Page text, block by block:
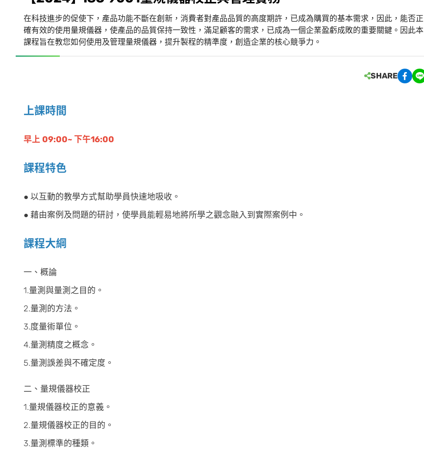
在科技進步的促使下，產品功能不斷在創新，消費者對產品品質的高度期許，已成為購買的基本需求，因此，能否正
確有效的使用量規儀器，使產品的品質保持一致性，滿足顧客的需求，已成為一個企業盈虧成敗的重要關鍵。因此本
課程旨在教您如何使用及管理量規儀器，提升製程的精準度，創造企業的核心競爭力。
SHARE
上課時間
早上 09:00~ 下午16:00
課程特色
● 以互動的教學方式幫助學員快速地吸收。
● 藉由案例及問題的研討，使學員能輕易地將所學之觀念融入到實際案例中。
課程大綱
一、概論
1.量測與量測之目的。
2.量測的方法。
3.度量術單位。
4.量測精度之概念。
5.量測誤差與不確定度。
二、量規儀器校正
1.量規儀器校正的意義。
2.量規儀器校正的目的。
3.量測標準的種類。